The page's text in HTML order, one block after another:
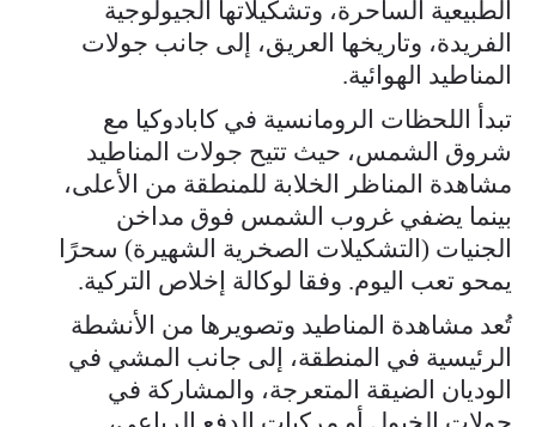
الطبيعية الساحرة، وتشكيلاتها الجيولوجية
الفريدة، وتاريخها العريق، إلى جانب جولات
المناطيد الهوائية.
تبدأ اللحظات الرومانسية في كابادوكيا مع
شروق الشمس، حيث تتيح جولات المناطيد
مشاهدة المناظر الخلابة للمنطقة من الأعلى،
بينما يضفي غروب الشمس فوق مداخن
الجنيات (التشكيلات الصخرية الشهيرة) سحرًا
يمحو تعب اليوم. وفقا لوكالة إخلاص التركية.
تُعد مشاهدة المناطيد وتصويرها من الأنشطة
الرئيسية في المنطقة، إلى جانب المشي في
الوديان الضيقة المتعرجة، والمشاركة في